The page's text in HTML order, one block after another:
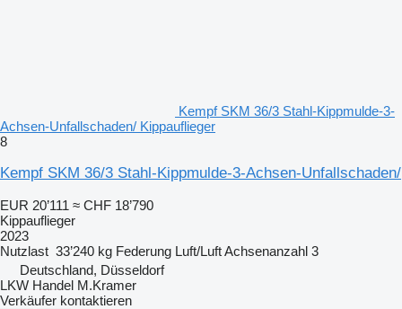
Kempf SKM 36/3 Stahl-Kippmulde-3-
Achsen-Unfallschaden/ Kippauflieger
8
Kempf SKM 36/3 Stahl-Kippmulde-3-Achsen-Unfallschaden/
EUR 20’111 ≈ CHF 18’790
Kippauflieger
2023
Nutzlast 33’240 kg Federung Luft/LuftAchsenanzahl 3
Deutschland, Düsseldorf
LKW Handel M.Kramer
Verkäufer kontaktieren